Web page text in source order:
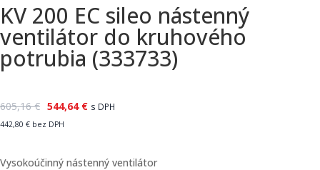
KV 200 EC sileo nástenný
ventilátor do kruhového
potrubia (333733)
605,16€ 544,64 € s DPH
442,80 € bez DPH
Vysokoúčinný nástenný ventilátor